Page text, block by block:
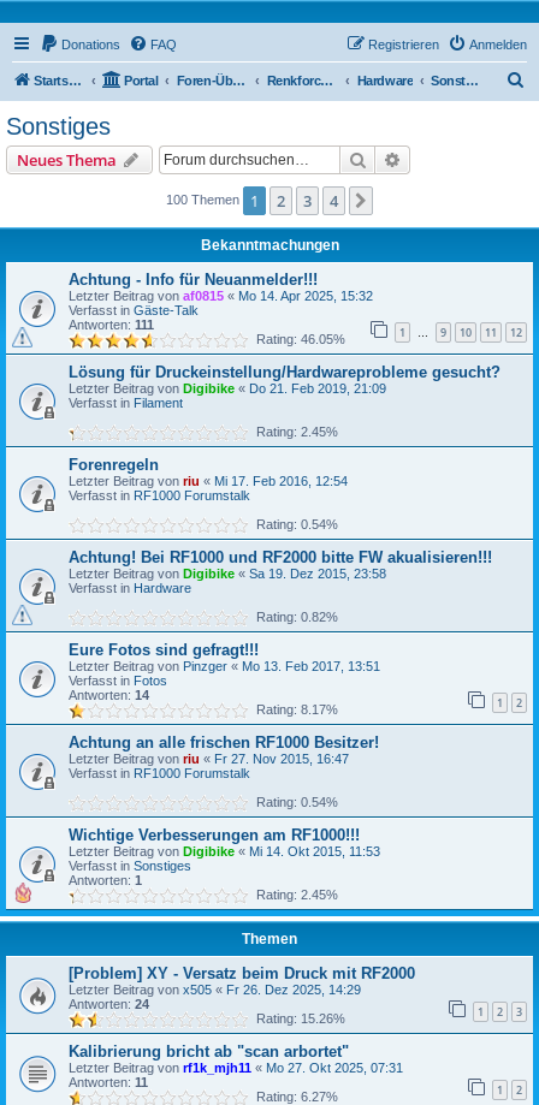
Donations FAQ Anmelden
Registrieren
Startseite Portal Foren-Übersicht Renkforce RF2000 Forum Hardware Sonstiges
Sonstiges
Neues Thema Suche
100 Themen 1 2 3 4
Bekanntmachungen
Achtung - Info für Neuanmelder!!!
Letzter Beitrag von af0815 « Mo 14. Apr 2025, 15:32
Verfasst in Gäste-Talk
Antworten: 111 1 … 9 10 11 12
Rating: 46.05%
Lösung für Druckeinstellung/Hardwareprobleme gesucht?
Letzter Beitrag von Digibike « Do 21. Feb 2019, 21:09
Verfasst in Filament
Rating: 2.45%
Forenregeln
Letzter Beitrag von riu « Mi 17. Feb 2016, 12:54
Verfasst in RF1000 Forumstalk
Rating: 0.54%
Achtung! Bei RF1000 und RF2000 bitte FW akualisieren!!!
Letzter Beitrag von Digibike « Sa 19. Dez 2015, 23:58
Verfasst in Hardware
Rating: 0.82%
Eure Fotos sind gefragt!!!
Letzter Beitrag von Pinzger « Mo 13. Feb 2017, 13:51
Verfasst in Fotos
Antworten: 14 1 2
Rating: 8.17%
Achtung an alle frischen RF1000 Besitzer!
Letzter Beitrag von riu « Fr 27. Nov 2015, 16:47
Verfasst in RF1000 Forumstalk
Rating: 0.54%
Wichtige Verbesserungen am RF1000!!!
Letzter Beitrag von Digibike « Mi 14. Okt 2015, 11:53
Verfasst in Sonstiges
Antworten: 1
Rating: 2.45%
Themen
[Problem] XY - Versatz beim Druck mit RF2000
Letzter Beitrag von x505 « Fr 26. Dez 2025, 14:29
Antworten: 24 1 2 3
Rating: 15.26%
Kalibrierung bricht ab "scan arbortet"
Letzter Beitrag von rf1k_mjh11 « Mo 27. Okt 2025, 07:31
Antworten: 11 1 2
Rating: 6.27%